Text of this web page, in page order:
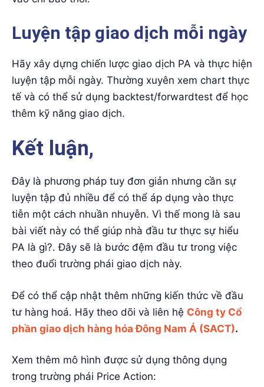
Luyện tập giao dịch mỗi ngày
Hãy xây dựng chiến lược giao dịch PA và thực hiện
luyện tập mỗi ngày. Thường xuyên xem chart thực
tế và có thể sử dụng backtest/forwardtest để học
thêm kỹ năng giao dịch.
Kết luận,
Đây là phương pháp tuy đơn giản nhưng cần sự
luyện tập đủ nhiều để có thể áp dụng vào thực
tiễn một cách nhuần nhuyễn. Vì thế mong là sau
bài viết này có thể giúp nhà đầu tư thực sự hiểu
PA là gì?. Đây sẽ là bước đệm đầu tư trong việc
theo đuổi trường phái giao dịch này.
Để có thể cập nhật thêm những kiến thức về đầu
tư hàng hoá. Hãy theo dõi và liên hệ Công ty Cổ
phần giao dịch hàng hóa Đông Nam Á (SACT).
Xem thêm mô hình được sử dụng thông dụng
trong trường phái Price Action: